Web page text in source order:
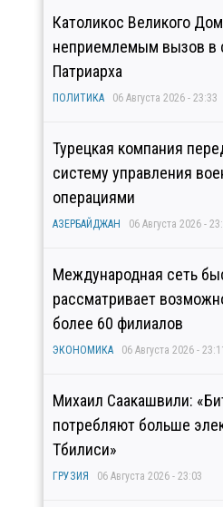
Католикос Великого
неприемлемым вызов в
Патриарха
ПОЛИТИКА 06 Августа 2026 - 23:33
Турецкая компания
систему управления
операциями
АЗЕРБАЙДЖАН 06 Августа 2026 -
Международная сеть
рассматривает
более 60 филиалов
ЭКОНОМИКА 06 Августа 2026 - 23:11
Михаил Саакашвили:
потребляют больше
Тбилиси»
ГРУЗИЯ 06 Августа 2026 - 23:03